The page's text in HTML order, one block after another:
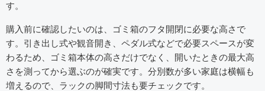
す。
購入前に確認したいのは、ゴミ箱のフタ開閉に必要な高さで
す。引き出し式や観音開き、ペダル式などで必要スペースが変
わるため、ゴミ箱本体の高さだけでなく、開いたときの最大高
さを測ってから選ぶのが確実です。分別数が多い家庭は横幅も
増えるので、ラックの脚間寸法も要チェックです。